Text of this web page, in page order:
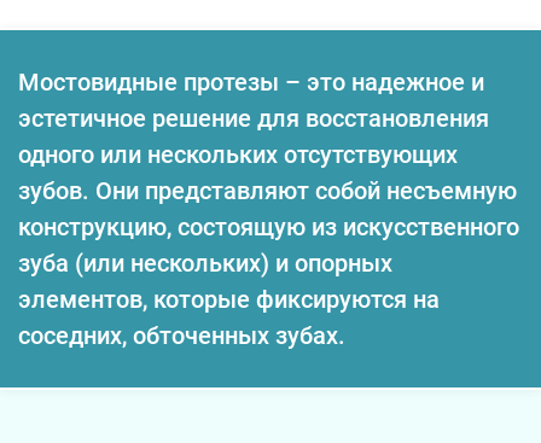
Мостовидные протезы – это надежное и
эстетичное решение для восстановления
одного или нескольких отсутствующих
зубов. Они представляют собой несъемную
конструкцию, состоящую из искусственного
зуба (или нескольких) и опорных
элементов, которые фиксируются на
соседних, обточенных зубах.